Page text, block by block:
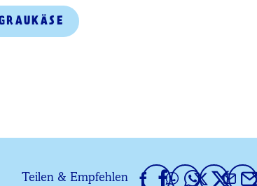
Teilen & Empfehlen